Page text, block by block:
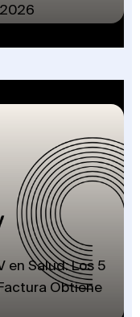
en Salud: Los 5
Obtiene